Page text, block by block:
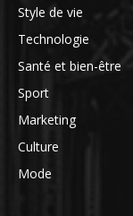
Style de vie
Technologie
Santé et bien-être
Sport
Marketing
Culture
Mode